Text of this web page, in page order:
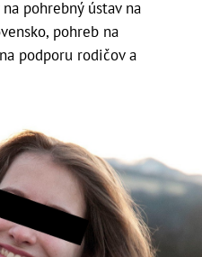
pohrebný ústav na
pohreb na
podporu rodičov a